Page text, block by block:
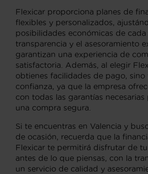
Flexicar proporciona planes de
flexibles y personalizados,
posibilidades económicas de cada
transparencia y el asesoramiento
garantizan una experiencia de
satisfactoria. Además, al elegir
obtienes facilidades de pago, sino
confianza, ya que la empresa
con todas las garantías necesarias
una compra segura.
Si te encuentras en Valencia y
de ocasión, recuerda que la
Flexicar te permitirá disfrutar de
antes de lo que piensas, con la
un servicio de calidad y